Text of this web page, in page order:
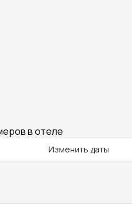
в отеле
Изменить даты